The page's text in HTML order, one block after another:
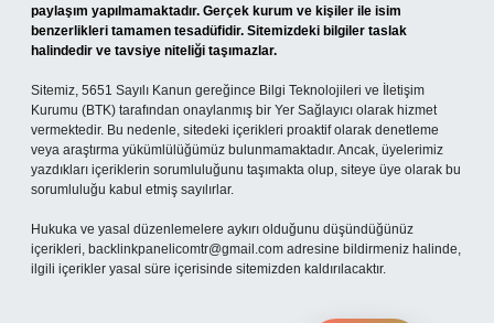
paylaşım yapılmamaktadır. Gerçek kurum ve kişiler ile isim
benzerlikleri tamamen tesadüfidir. Sitemizdeki bilgiler taslak
halindedir ve tavsiye niteliği taşımazlar.
Sitemiz, 5651 Sayılı Kanun gereğince Bilgi Teknolojileri ve İletişim
Kurumu (BTK) tarafından onaylanmış bir Yer Sağlayıcı olarak hizmet
vermektedir. Bu nedenle, sitedeki içerikleri proaktif olarak denetleme
veya araştırma yükümlülüğümüz bulunmamaktadır. Ancak, üyelerimiz
yazdıkları içeriklerin sorumluluğunu taşımakta olup, siteye üye olarak bu
sorumluluğu kabul etmiş sayılırlar.
Hukuka ve yasal düzenlemelere aykırı olduğunu düşündüğünüz
içerikleri, backlinkpanelicomtr@gmail.com adresine bildirmeniz halinde,
ilgili içerikler yasal süre içerisinde sitemizden kaldırılacaktır.